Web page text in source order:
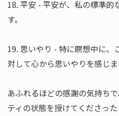
18. 平安 - 平安が、私の標準的
す。
19. 思いやり - 特に瞑想中に、
対して心から思いやりを感じま
あふれるほどの感謝の気持ち
ティの状態を授けてくださっ